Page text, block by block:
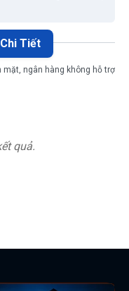
Tiết
mặt, ngân hàng không hỗ trợ
quả.